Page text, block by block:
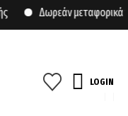
Δωρεάν μεταφορικά
LOGIN